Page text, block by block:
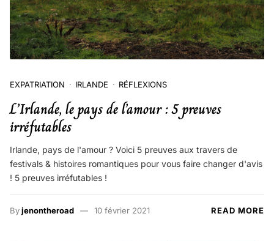
EXPATRIATION IRLANDE RÉFLEXIONS
L’Irlande, le pays de l’amour : 5 preuves
irréfutables
Irlande, pays de l'amour ? Voici 5 preuves aux travers de
festivals & histoires romantiques pour vous faire changer d'avis
! 5 preuves irréfutables !
Byjenontheroad 10 février 2021 READ MORE